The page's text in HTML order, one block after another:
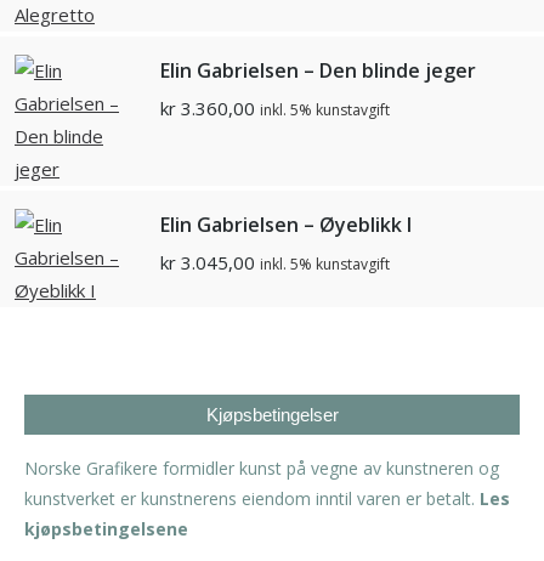
Elin Gabrielsen – Den blinde jeger
kr 3.360,00 inkl. 5% kunstavgift
Elin Gabrielsen – Øyeblikk I
kr 3.045,00 inkl. 5% kunstavgift
Kjøpsbetingelser
Norske Grafikere formidler kunst på vegne av kunstneren og
kunstverket er kunstnerens eiendom inntil varen er betalt. Les
kjøpsbetingelsene